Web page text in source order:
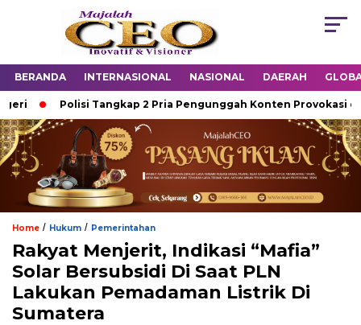
BERANDA INTERNASIONAL NASIONAL DAERAH
Polisi Tangkap 2 Pria Pengunggah Konten Provokasi dan
Home / Hukum / Pemerintahan
Rakyat Menjerit, Indikasi “Mafia”
Solar Bersubsidi Di Saat PLN
Lakukan Pemadaman Listrik Di
Sumatera